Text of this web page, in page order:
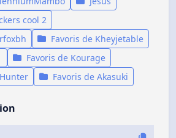
cool 2
Favoris de Kheyjetable
Favoris de Kourage
Favoris de Akasuki